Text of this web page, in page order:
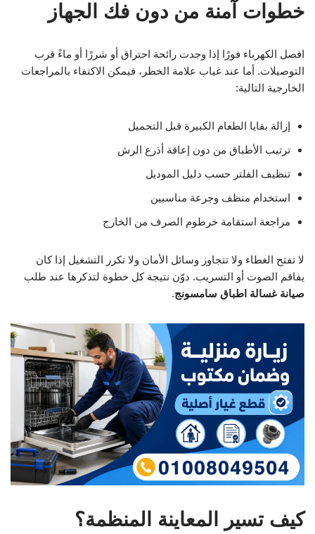
خطوات آمنة من دون فك الجهاز
افصل الكهرباء فورًا إذا وجدت رائحة احتراق أو شررًا أو ماءً قرب
التوصيلات. أما عند غياب علامة الخطر، فيمكن الاكتفاء بالمراجعات
الخارجية التالية:
إزالة بقايا الطعام الكبيرة قبل التحميل
ترتيب الأطباق من دون إعاقة أذرع الرش
تنظيف الفلتر حسب دليل الموديل
استخدام منظف وجرعة مناسبين
مراجعة استقامة خرطوم الصرف من الخارج
لا تفتح الغطاء ولا تتجاوز وسائل الأمان ولا تكرر التشغيل إذا كان
يفاقم الصوت أو التسريب. دوّن نتيجة كل خطوة لتذكرها عند طلب
صيانة غسالة اطباق سامسونج.
كيف تسير المعاينة المنظمة؟